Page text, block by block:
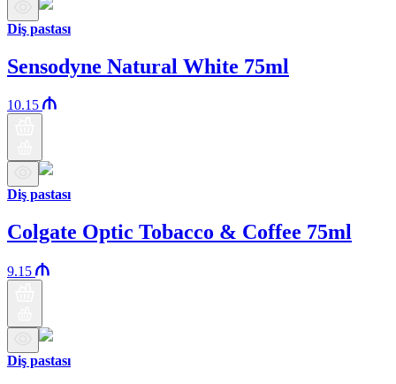
Diş pastası
Sensodyne Natural White 75ml
10.15
Diş pastası
Colgate Optic Tobacco & Coffee 75ml
9.15
Diş pastası